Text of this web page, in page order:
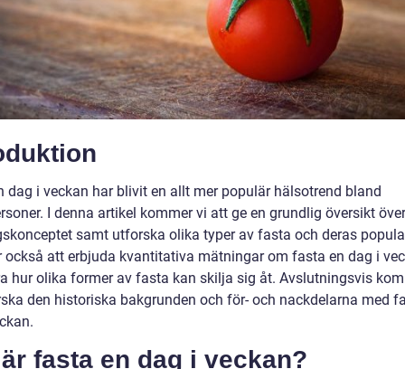
dag i veckan har blivit en allt mer populär hälsotrend bland
I denna artikel kommer vi att ge en grundlig översikt över
samt utforska olika typer av fasta och deras
också att erbjuda kvantitativa mätningar om fasta en dag i
hur olika former av fasta kan skilja sig åt. Avslutningsvis
den historiska bakgrunden och för- och nackdelarna med
fasta en dag i veckan?